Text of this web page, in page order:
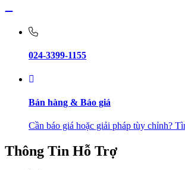
024-3399-1155
Bán hàng & Báo giá
Cần báo giá hoặc giải pháp tùy chỉnh?
Thông Tin Hỗ Trợ